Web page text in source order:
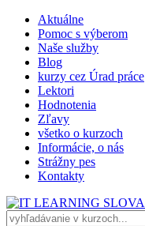
Aktuálne
Pomoc s výberom
Naše služby
Blog
kurzy cez Úrad práce
Lektori
Hodnotenia
Zľavy
všetko o kurzoch
Informácie, o nás
Strážny pes
Kontakty